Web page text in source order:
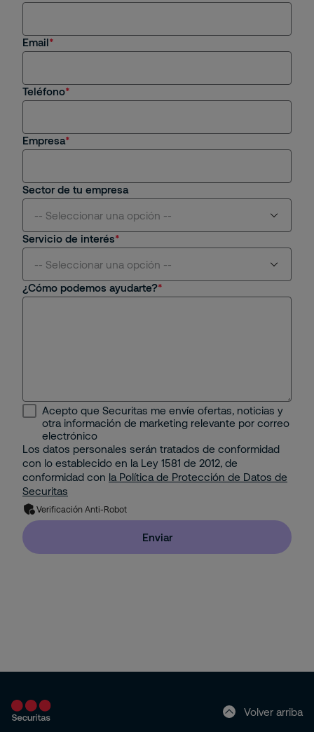
Soy cliente actual
Estoy interesado en una oportunidad de empleo
Email
Teléfono
Empresa
Sector de tu empresa
-- Seleccionar una opción --
Centros Comerciales y Retail
Minería e Hidrocarburos
Portuario
Property
Residencial
Servicio de interés
-- Seleccionar una opción --
Seguridad Mobile
Seguridad Electrónica
Gestión Corporativa del Riesgo
Solución de Seguridad: Integración de 2 o más
Servicios con Tecnología
¿Cómo podemos ayudarte?
Acepto que Securitas me envíe ofertas, noticias y
otra información de marketing relevante por correo
electrónico
Los datos personales serán tratados de conformidad
con lo establecido en la Ley 1581 de 2012, de
conformidad con la Política de Protección de Datos de
Securitas
Verificación Anti-Robot
Enviar
Volver arriba